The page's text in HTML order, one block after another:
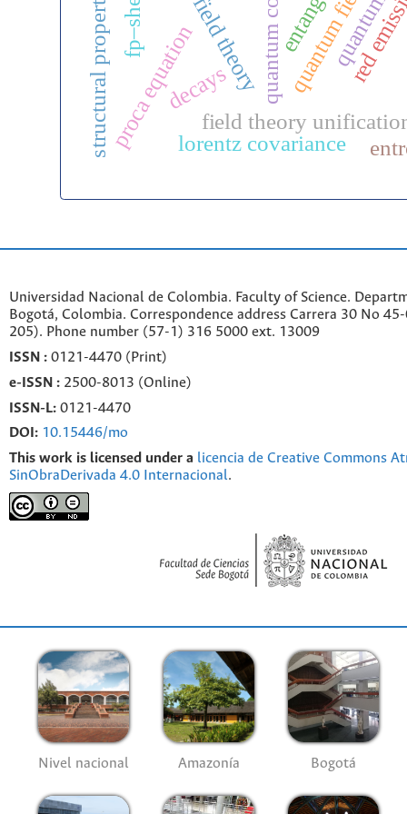
field theory
lorentz covariance
proca equation
structural properties; red
decays
Universidad Nacional de Colombia. Faculty of Science.
Bogotá, Colombia. Correspondence address Carrera 30 No
205). Phone number (57-1) 316 5000 ext. 13009
ISSN : 0121-4470 (Print)
e- ISSN : 2500-8013 (Online)
ISSN-L: 0121-4470
DOI: 10.15446/mo
This work is licensed under a licencia de Creative Commons
SinObraDerivada 4.0 Internacional.
Nivel nacional Amazonía Bogotá